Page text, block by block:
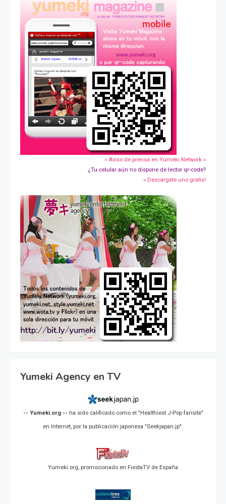
» Aviso de prensa en Yumeki Network »
¿Tu celular aún no dispone de lector qr-code?
» Descárgate uno gratis!
Yumeki Agency en TV
-- Yumeki.org -- ha sido calificado como el "Healthiest J-Pop fansite"
en Internet, por la publicación japonesa "Seekjapan.jp".
Yumeki.org, promocionado en FiestaTV de España